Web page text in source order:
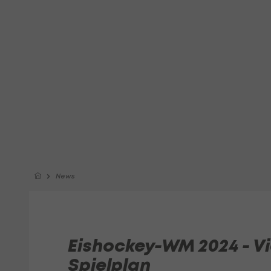
News
Eishockey-WM 2024 -
Spielplan